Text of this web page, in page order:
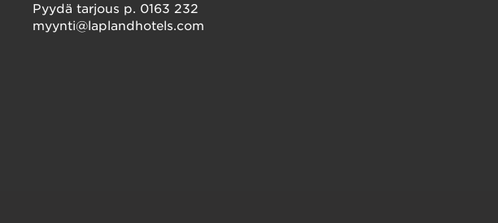
Pyydä tarjous p. 0163 232
myynti@laplandhotels.com